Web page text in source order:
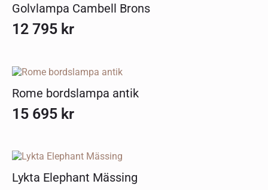
Golvlampa Cambell Brons
12 795 kr
Rome bordslampa antik
15 695 kr
Lykta Elephant Mässing